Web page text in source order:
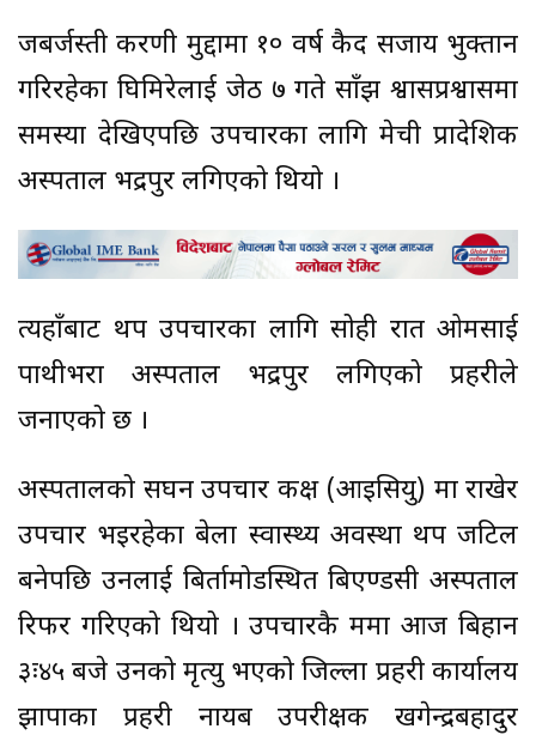
जबर्जस्ती करणी मुद्दामा १० वर्ष कैद सजाय भुक्तान
गरिरहेका घिमिरेलाई जेठ ७ गते साँझ श्वासप्रश्वासमा
समस्या देखिएपछि उपचारका लागि मेची प्रादेशिक
अस्पताल भद्रपुर लगिएको थियो ।
त्यहाँबाट थप उपचारका लागि सोही रात ओमसाई
पाथीभरा अस्पताल भद्रपुर लगिएको प्रहरीले
जनाएको छ ।
अस्पतालको सघन उपचार कक्ष (आइसियु) मा राखेर
उपचार भइरहेका बेला स्वास्थ्य अवस्था थप जटिल
बनेपछि उनलाई बिर्तामोडस्थित बिएण्डसी अस्पताल
रिफर गरिएको थियो । उपचारकै क्रममा आज बिहान
३ः४५ बजे उनको मृत्यु भएको जिल्ला प्रहरी कार्यालय
झापाका प्रहरी नायब उपरीक्षक खगेन्द्रबहादुर